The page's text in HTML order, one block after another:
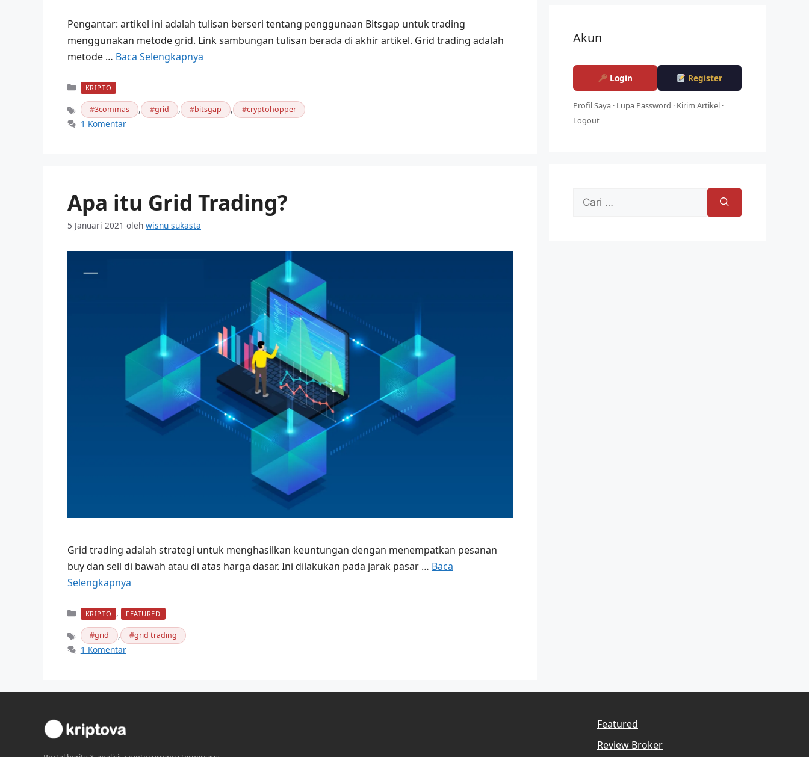
Pengantar: artikel ini adalah tulisan berseri tentang penggunaan Bitsgap untuk trading
menggunakan metode grid. Link sambungan tulisan berada di akhir artikel. Grid trading adalah
metode … Baca Selengkapnya
Kategori
KRIPTO
Tag 3commas , grid , bitsgap , cryptohopper
1 Komentar
Apa itu Grid Trading?
5 Januari 2021 oleh wisnu sukasta
Grid trading adalah strategi untuk menghasilkan keuntungan dengan menempatkan pesanan
buy dan sell di bawah atau di atas harga dasar. Ini dilakukan pada jarak pasar … Baca
Selengkapnya
Kategori
KRIPTO , FEATURED
Tag grid , grid trading
1 Komentar
Akun
Login Register
Profil Saya · Lupa Password · Kirim Artikel ·
Logout
Cari
Featured
Review Broker